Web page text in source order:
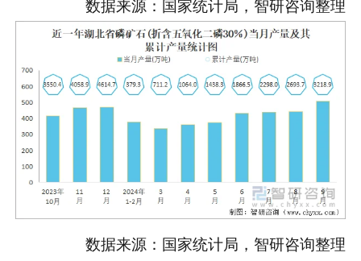
数据来源：国家统计局，智研咨询整理
数据来源：国家统计局，智研咨询整理